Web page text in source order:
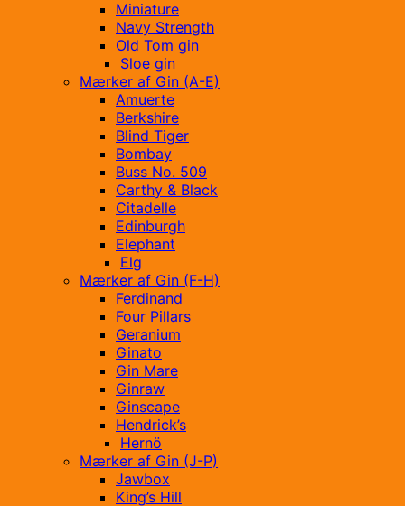
Miniature
Navy Strength
Old Tom gin
Sloe gin
Mærker af Gin (A-E)
Amuerte
Berkshire
Blind Tiger
Bombay
Buss No. 509
Carthy & Black
Citadelle
Edinburgh
Elephant
Elg
Mærker af Gin (F-H)
Ferdinand
Four Pillars
Geranium
Ginato
Gin Mare
Ginraw
Ginscape
Hendrick’s
Hernö
Mærker af Gin (J-P)
Jawbox
King’s Hill